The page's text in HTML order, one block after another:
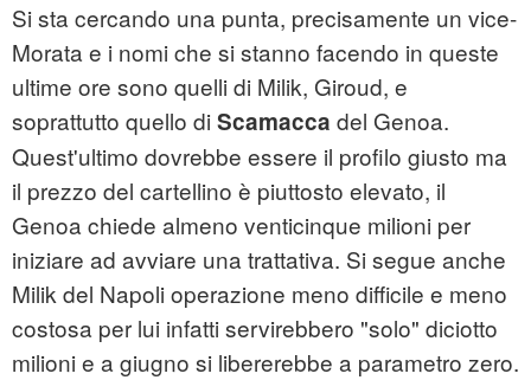
Si sta cercando una punta, precisamente un vice-
Morata e i nomi che si stanno facendo in queste
ultime ore sono quelli di Milik, Giroud, e
soprattutto quello di Scamacca del Genoa.
Quest'ultimo dovrebbe essere il profilo giusto ma
il prezzo del cartellino è piuttosto elevato, il
Genoa chiede almeno venticinque milioni per
iniziare ad avviare una trattativa. Si segue anche
Milik del Napoli operazione meno difficile e meno
costosa per lui infatti servirebbero "solo" diciotto
milioni e a giugno si libererebbe a parametro zero.